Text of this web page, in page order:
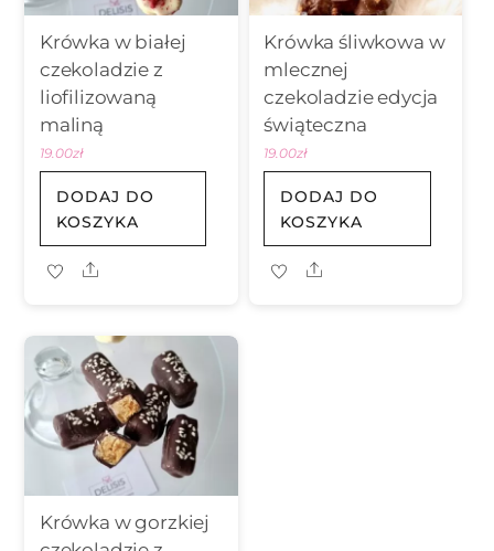
Krówka w białej
czekoladzie z
liofilizowaną
maliną
19.00zł
DODAJ DO
KOSZYKA
Share
Krówka śliwkowa w
mlecznej
czekoladzie edycja
świąteczna
19.00zł
DODAJ DO
KOSZYKA
Share
Krówka w gorzkiej